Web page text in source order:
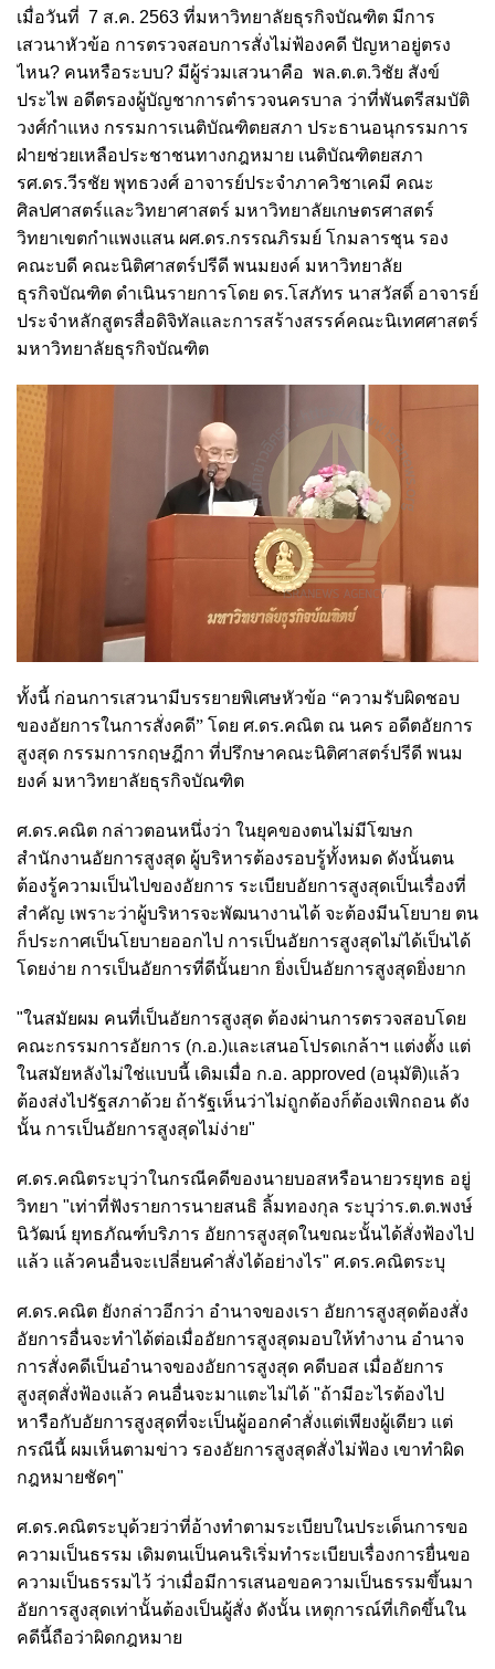
เมื่อวันที่ 7 ส.ค. 2563 ที่มหาวิทยาลัยธุรกิจบัณฑิต มีการ
เสวนาหัวข้อ การตรวจสอบการสั่งไม่ฟ้องคดี ปัญหาอยู่ตรง
ไหน? คนหรือระบบ? มีผู้ร่วมเสวนาคือ พล.ต.ต.วิชัย สังข์
ประไพ อดีตรองผู้บัญชาการตำรวจนครบาล ว่าที่พันตรีสมบัติ
วงศ์กำแหง กรรมการเนติบัณฑิตยสภา ประธานอนุกรรมการ
ฝ่ายช่วยเหลือประชาชนทางกฎหมาย เนติบัณฑิตยสภา
รศ.ดร.วีรชัย พุทธวงศ์ อาจารย์ประจำภาควิชาเคมี คณะ
ศิลปศาสตร์และวิทยาศาสตร์ มหาวิทยาลัยเกษตรศาสตร์
วิทยาเขตกำแพงแสน ผศ.ดร.กรรณภิรมย์ โกมลารชุน รอง
คณะบดี คณะนิติศาสตร์ปรีดี พนมยงค์ มหาวิทยาลัย
ธุรกิจบัณฑิต ดำเนินรายการโดย ดร.โสภัทร นาสวัสดิ์ อาจารย์
ประจำหลักสูตรสื่อดิจิทัลและการสร้างสรรค์คณะนิเทศศาสตร์
มหาวิทยาลัยธุรกิจบัณฑิต
ทั้งนี้ ก่อนการเสวนามีบรรยายพิเศษหัวข้อ “ความรับผิดชอบ
ของอัยการในการสั่งคดี” โดย ศ.ดร.คณิต ณ นคร อดีตอัยการ
สูงสุด กรรมการกฤษฎีกา ที่ปรึกษาคณะนิติศาสตร์ปรีดี พนม
ยงค์ มหาวิทยาลัยธุรกิจบัณฑิต
ศ.ดร.คณิต กล่าวตอนหนึ่งว่า ในยุคของตนไม่มีโฆษก
สำนักงานอัยการสูงสุด ผู้บริหารต้องรอบรู้ทั้งหมด ดังนั้นตน
ต้องรู้ความเป็นไปของอัยการ ระเบียบอัยการสูงสุดเป็นเรื่องที่
สำคัญ เพราะว่าผู้บริหารจะพัฒนางานได้ จะต้องมีนโยบาย ตน
ก็ประกาศเป็นโยบายออกไป การเป็นอัยการสูงสุดไม่ได้เป็นได้
โดยง่าย การเป็นอัยการที่ดีนั้นยาก ยิ่งเป็นอัยการสูงสุดยิ่งยาก
"ในสมัยผม คนที่เป็นอัยการสูงสุด ต้องผ่านการตรวจสอบโดย
คณะกรรมการอัยการ (ก.อ.)และเสนอโปรดเกล้าฯ แต่งตั้ง แต่
ในสมัยหลังไม่ใช่แบบนี้ เดิมเมื่อ ก.อ. approved (อนุมัติ)แล้ว
ต้องส่งไปรัฐสภาด้วย ถ้ารัฐเห็นว่าไม่ถูกต้องก็ต้องเพิกถอน ดัง
นั้น การเป็นอัยการสูงสุดไม่ง่าย"
ศ.ดร.คณิตระบุว่าในกรณีคดีของนายบอสหรือนายวรยุทธ อยู่
วิทยา "เท่าที่ฟังรายการนายสนธิ ลิ้มทองกุล ระบุว่าร.ต.ต.พงษ์
นิวัฒน์ ยุทธภัณฑ์บริภาร อัยการสูงสุดในขณะนั้นได้สั่งฟ้องไป
แล้ว แล้วคนอื่นจะเปลี่ยนคำสั่งได้อย่างไร" ศ.ดร.คณิตระบุ
ศ.ดร.คณิต ยังกล่าวอีกว่า อำนาจของเรา อัยการสูงสุดต้องสั่ง
อัยการอื่นจะทำได้ต่อเมื่ออัยการสูงสุดมอบให้ทำงาน อำนาจ
การสั่งคดีเป็นอำนาจของอัยการสูงสุด คดีบอส เมื่ออัยการ
สูงสุดสั่งฟ้องแล้ว คนอื่นจะมาแตะไม่ได้ "ถ้ามีอะไรต้องไป
หารือกับอัยการสูงสุดที่จะเป็นผู้ออกคำสั่งแต่เพียงผู้เดียว แต่
กรณีนี้ ผมเห็นตามข่าว รองอัยการสูงสุดสั่งไม่ฟ้อง เขาทำผิด
กฎหมายชัดๆ"
ศ.ดร.คณิตระบุด้วยว่าที่อ้างทำตามระเบียบในประเด็นการขอ
ความเป็นธรรม เดิมตนเป็นคนริเริ่มทำระเบียบเรื่องการยื่นขอ
ความเป็นธรรมไว้ ว่าเมื่อมีการเสนอขอความเป็นธรรมขึ้นมา
อัยการสูงสุดเท่านั้นต้องเป็นผู้สั่ง ดังนั้น เหตุการณ์ที่เกิดขึ้นใน
คดีนี้ถือว่าผิดกฎหมาย